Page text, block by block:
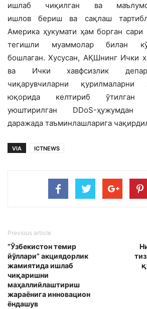
ишлаб чиқилган ва
ишлов бериш ва сақлаш
Америка ҳукумати ҳам борган сари
тегишли муаммолар билан
бошлаган. Хусусан, АҚШнинг Ички
ва Ички хавфсизлик
чиқарувчиларни қурилмаларни
юқорида келтириб ўтилган
уюштирилган DDoS-
даражада таъминлашларига
VIA ICTNEWS
Previous article
“Ўзбекистон темир
йўллари” акциядорлик
жамиятида ишлаб
чиқаришни
маҳаллийлаштириш
жараёнига инновацион
ёндашув